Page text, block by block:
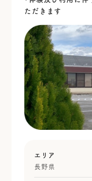
ただきます
エリア
長野県